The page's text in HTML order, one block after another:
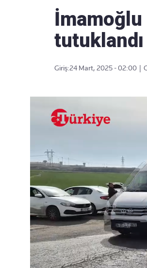
tutuklandı
Giriş:24 Mart, 2025 - 02:00